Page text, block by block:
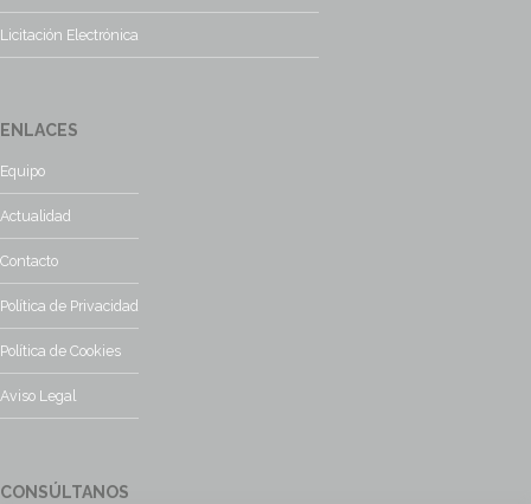
Licitación Electrónica
ENLACES
Equipo
Actualidad
Contacto
Política de Privacidad
Política de Cookies
Aviso Legal
CONSÚLTANOS